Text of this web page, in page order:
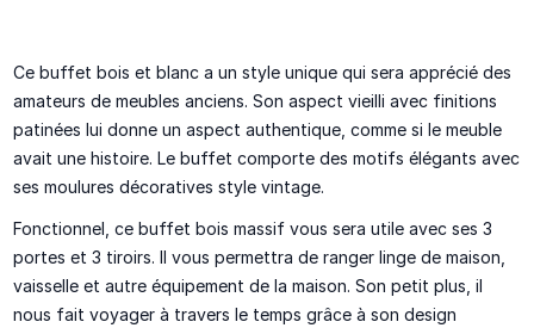
Ce buffet bois et blanc a un style unique qui sera apprécié des
amateurs de meubles anciens. Son aspect vieilli avec finitions
patinées lui donne un aspect authentique, comme si le meuble
avait une histoire. Le buffet comporte des motifs élégants avec
ses moulures décoratives style vintage.
Fonctionnel, ce buffet bois massif vous sera utile avec ses 3
portes et 3 tiroirs. Il vous permettra de ranger linge de maison,
vaisselle et autre équipement de la maison. Son petit plus, il
nous fait voyager à travers le temps grâce à son design